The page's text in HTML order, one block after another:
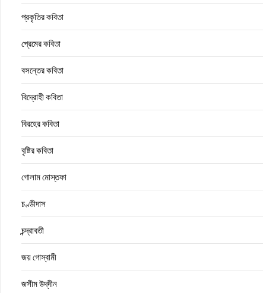
প্রকৃতির কবিতা
প্রেমের কবিতা
বসন্তের কবিতা
বিদ্রোহী কবিতা
বিরহের কবিতা
বৃষ্টির কবিতা
গোলাম মোস্তফা
চণ্ডীদাস
চন্দ্রাবতী
জয় গোস্বামী
জসীম উদ্‌দীন